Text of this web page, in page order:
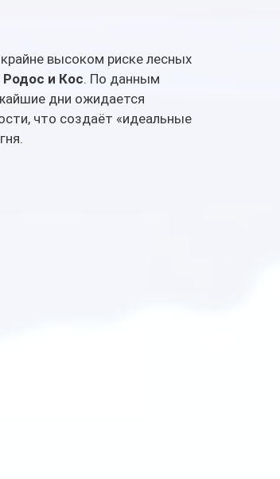
высоком риске лесных
Родос и Кос. По данным
дни ожидается
что создаёт «идеальные